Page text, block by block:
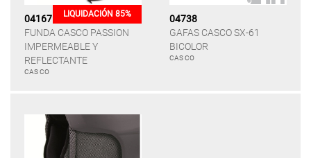
04167 LIQUIDACIÓN 85%
FUNDA CASCO PASSION
IMPERMEABLE Y
REFLECTANTE
CAS CO
04738
GAFAS CASCO SX-61
BICOLOR
CAS CO